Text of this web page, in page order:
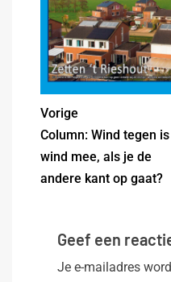
Vorige
Column: Wind tegen is
wind mee, als je de
andere kant op gaat?
Geef een
Je e-mailadres